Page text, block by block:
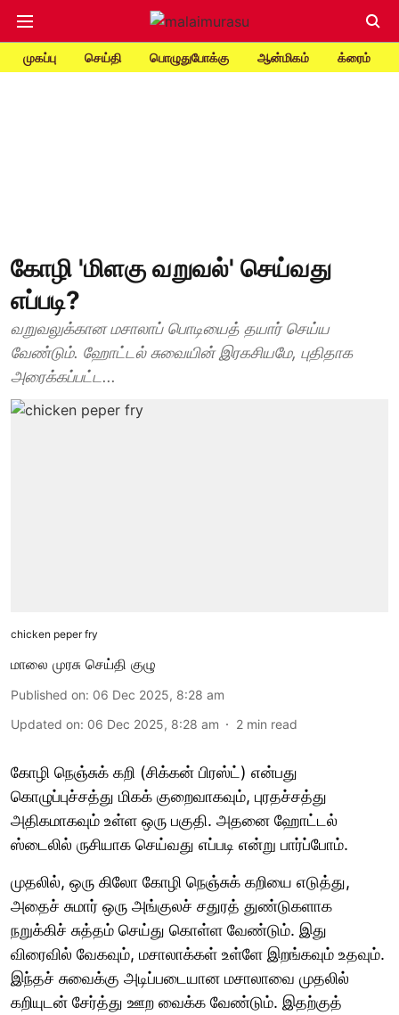
முகப்பு செய்தி பொழுதுபோக்கு ஆன்மிகம் க்ரைம்
கோழி 'மிளகு வறுவல்' செய்வது
எப்படி?
வறுவலுக்கான மசாலாப் பொடியைத் தயார் செய்ய
வேண்டும். ஹோட்டல் சுவையின் இரகசியமே, புதிதாக
அரைக்கப்பட்ட...
chicken peper fry
மாலை முரசு செய்தி குழு
Published on: 06 Dec 2025, 8:28 am
Updated on: 06 Dec 2025, 8:28 am 2 min read
கோழி நெஞ்சுக் கறி (சிக்கன் பிரஸ்ட்) என்பது
கொழுப்புச்சத்து மிகக் குறைவாகவும், புரதச்சத்து
அதிகமாகவும் உள்ள ஒரு பகுதி. அதனை ஹோட்டல்
ஸ்டைலில் ருசியாக செய்வது எப்படி என்று பார்ப்போம்.
முதலில், ஒரு கிலோ கோழி நெஞ்சுக் கறியை எடுத்து,
அதைச் சுமார் ஒரு அங்குலச் சதுரத் துண்டுகளாக
நறுக்கிச் சுத்தம் செய்து கொள்ள வேண்டும். இது
விரைவில் வேகவும், மசாலாக்கள் உள்ளே இறங்கவும் உதவும்.
இந்தச் சுவைக்கு அடிப்படையான மசாலாவை முதலில்
கறியுடன் சேர்த்து ஊற வைக்க வேண்டும். இதற்குத்